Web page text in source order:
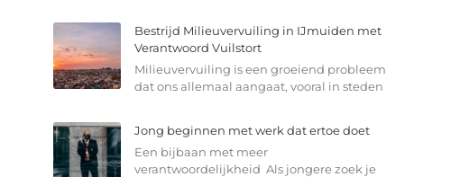
Bestrijd Milieuvervuiling in IJmuiden met
Verantwoord Vuilstort
Milieuvervuiling is een groeiend probleem
dat ons allemaal aangaat, vooral in steden
Jong beginnen met werk dat ertoe doet
Een bijbaan met meer
verantwoordelijkheid Als jongere zoek je